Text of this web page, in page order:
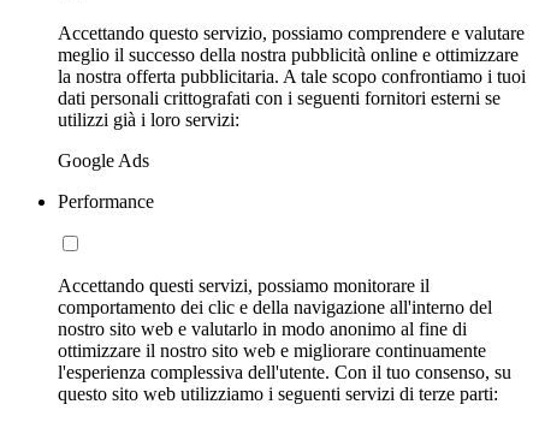
Accettando questo servizio, possiamo comprendere e valutare
meglio il successo della nostra pubblicità online e ottimizzare
la nostra offerta pubblicitaria. A tale scopo confrontiamo i tuoi
dati personali crittografati con i seguenti fornitori esterni se
utilizzi già i loro servizi:
Google Ads
Performance
Accettando questi servizi, possiamo monitorare il
comportamento dei clic e della navigazione all'interno del
nostro sito web e valutarlo in modo anonimo al fine di
ottimizzare il nostro sito web e migliorare continuamente
l'esperienza complessiva dell'utente. Con il tuo consenso, su
questo sito web utilizziamo i seguenti servizi di terze parti: